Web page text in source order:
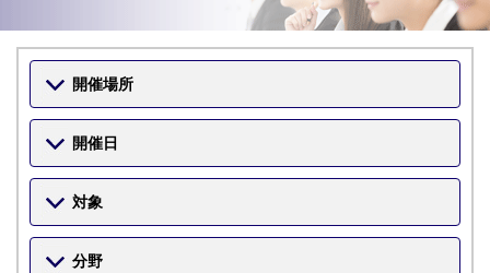
開催場所
開催日
対象
分野